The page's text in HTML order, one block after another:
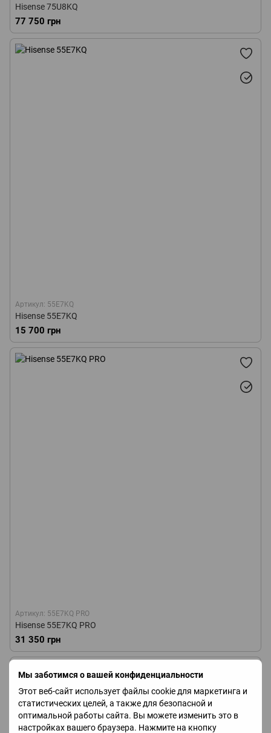
Мы заботимся о вашей конфиденциальности
Этот веб-сайт использует файлы cookie для маркетинга и
статистических целей, а также для безопасной и
оптимальной работы сайта. Вы можете изменить это в
настройках вашего браузера. Нажмите на кнопку
Hisense 75U8KQ
77 750 грн
Артикул: 55E7KQ
Hisense 55E7KQ
15 700 грн
Артикул: 55E7KQ PRO
Hisense 55E7KQ PRO
31 350 грн